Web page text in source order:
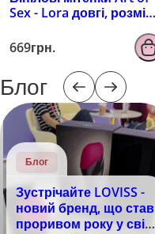
Sex - Lora довгі, розмір
ефектом мокрого
оксамиту
669грн.
Блог
Блог
Зустрічайте LOVISS -
новий бренд, що став
проривом року у світі